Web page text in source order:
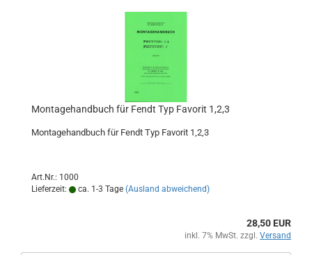
Montagehandbuch für Fendt Typ Favorit 1,2,3
Montagehandbuch für Fendt Typ Favorit 1,2,3
Art.Nr.: 1000
Lieferzeit:
ca. 1-3 Tage (Ausland abweichend)
28,50 EUR
inkl. 7% MwSt. zzgl. Versand